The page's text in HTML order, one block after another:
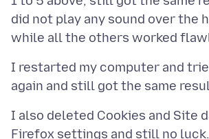
did not play any sound over the
I restarted my computer and
I also deleted Cookies and Site